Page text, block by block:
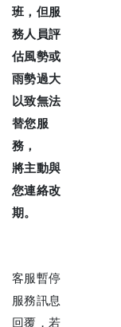
班，但服
務人員評
估風勢或
雨勢過大
以致無法
替您服
務，
將主動與
您連絡改
期。
客服暫停
服務訊息
回覆，若